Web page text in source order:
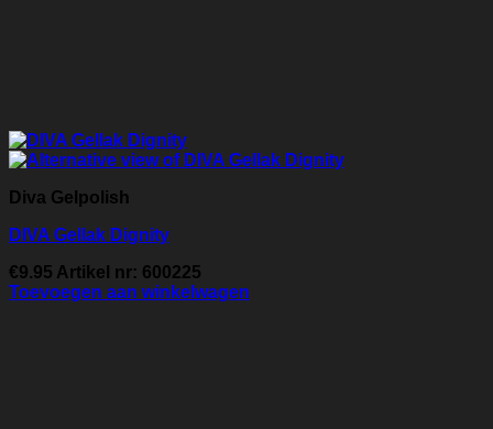
Diva Gelpolish
DIVA Gellak Dignity
€9.95 Artikel nr: 600225
Toevoegen aan winkelwagen